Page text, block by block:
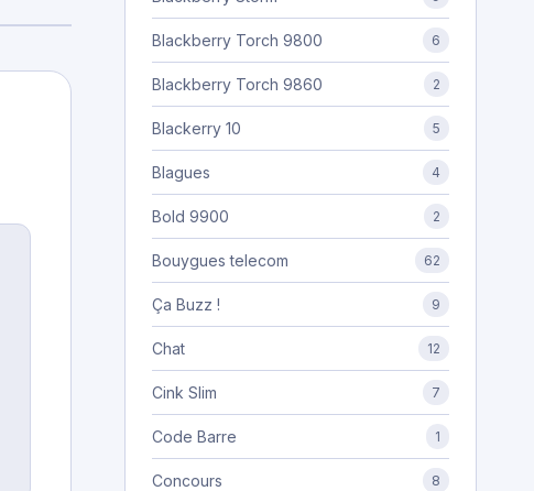
Blackberry Torch 9800 6
Blackberry Torch 9860 2
Blackerry 10 5
Blagues 4
Bold 9900 2
Bouygues telecom 62
Ça Buzz ! 9
Chat 12
Cink Slim 7
Code Barre 1
Concours 8